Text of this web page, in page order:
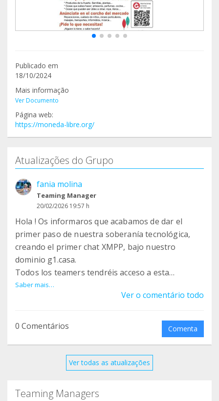
Publicado em
18/10/2024
Mais informação
Ver Documento
Página web:
https://moneda-libre.org/
Atualizações do Grupo
fania molina
Teaming Manager
20/02/2026 19:57 h
Hola ! Os informaros que acabamos de dar el
primer paso de nuestra soberanía tecnológica,
creando el primer chat XMPP, bajo nuestro
dominio g1.casa.
Todos los teamers tendréis acceso a esta
mensajería independiente y bajo nuestro control
si así lo deseáis. Esta es una forma de ir migrando
El uso de esta herramienta es muy simple , y os
animamos a solicitar una cuenta y que empecéis a
Para ello tenéis que escribirnos al correo
Gracias por ser parte !
Saber mais…
Ver o comentário todo
0 Comentários Comenta
Ver todas as atualizações
Teaming Managers